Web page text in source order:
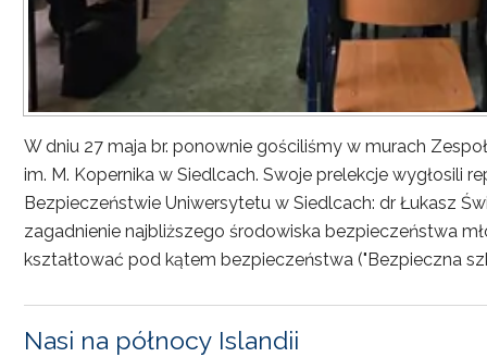
W dniu 27 maja br. ponownie gościliśmy w murach
im. M. Kopernika w Siedlcach. Swoje prelekcje wygłosili
Bezpieczeństwie Uniwersytetu w Siedlcach: dr Łukasz
zagadnienie najbliższego środowiska bezpieczeństwa
kształtować pod kątem bezpieczeństwa ("Bezpieczna
Nasi na północy Islandii